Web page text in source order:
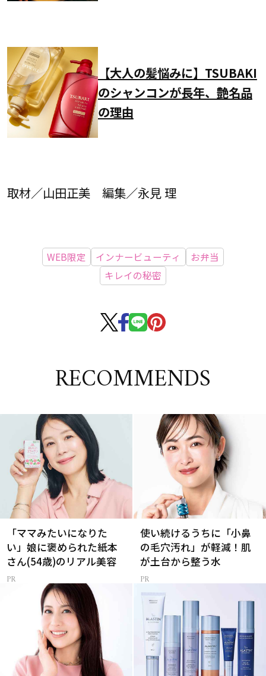
【大人の髪悩みに】TSUBAKI
のシャンコンが長年、艶名品
の理由
取材／山田正美 編集／永見 理
WEB限定 インナービューティ
お弁当
キレイの秘密
RECOMMENDS
「ママみたいになりた
い」娘に褒められた紙本
さん(54歳)のリアル美容
使い続けるうちに「小鼻
の毛穴汚れ」が軽減！肌
が土台から整う水